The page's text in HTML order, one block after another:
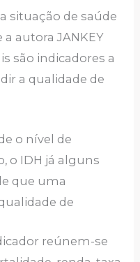
situação de saúde
autora JANKEY
são indicadores a
a qualidade de
o nível de
o IDH já alguns
que uma
de
reúnem-se